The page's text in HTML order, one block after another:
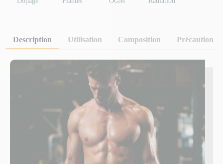
Description Utilisation Composition Précaution